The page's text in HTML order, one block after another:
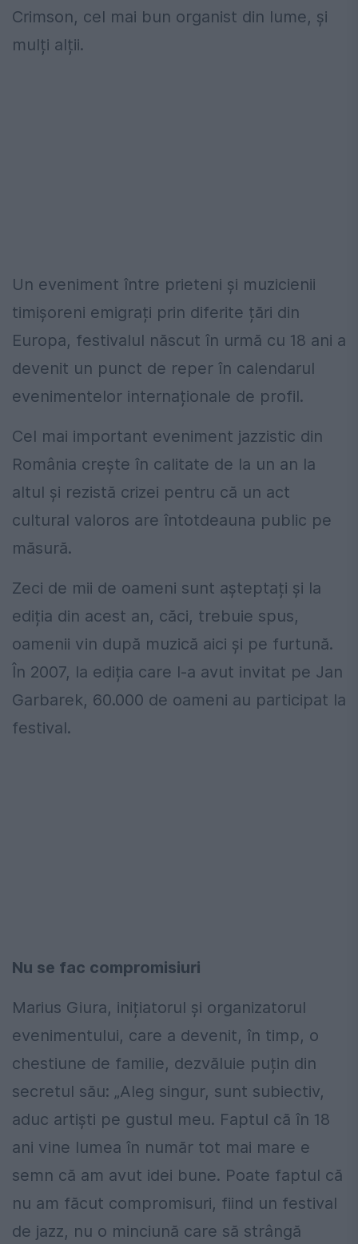
Crimson, cel mai bun organist din lume, și
mulți alții.
Un eveniment între prieteni și muzicienii
timișoreni emigrați prin diferite țări din
Europa, festivalul născut în urmă cu 18 ani a
devenit un punct de reper în calendarul
evenimentelor internaționale de profil.
Cel mai important eveniment jazzistic din
România crește în calitate de la un an la
altul și rezistă crizei pentru că un act
cultural valoros are întotdeauna public pe
măsură.
Zeci de mii de oameni sunt așteptați și la
ediția din acest an, căci, trebuie spus,
oamenii vin după muzică aici și pe furtună.
În 2007, la ediția care l-a avut invitat pe Jan
Garbarek, 60.000 de oameni au participat la
festival.
Nu se fac compromisiuri
Marius Giura, inițiatorul și organizatorul
evenimentului, care a devenit, în timp, o
chestiune de familie, dezvăluie puțin din
secretul său: „Aleg singur, sunt subiectiv,
aduc artiști pe gustul meu. Faptul că în 18
ani vine lumea în număr tot mai mare e
semn că am avut idei bune. Poate faptul că
nu am făcut compromisuri, fiind un festival
de jazz, nu o minciună care să strângă